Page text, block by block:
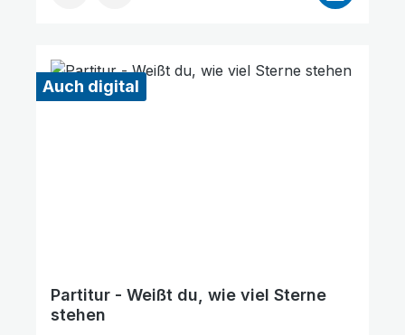
Artikel erst nach Bestellung gedruckt wird.
Auch digital
Partitur - Weißt du, wie viel Sterne
stehen